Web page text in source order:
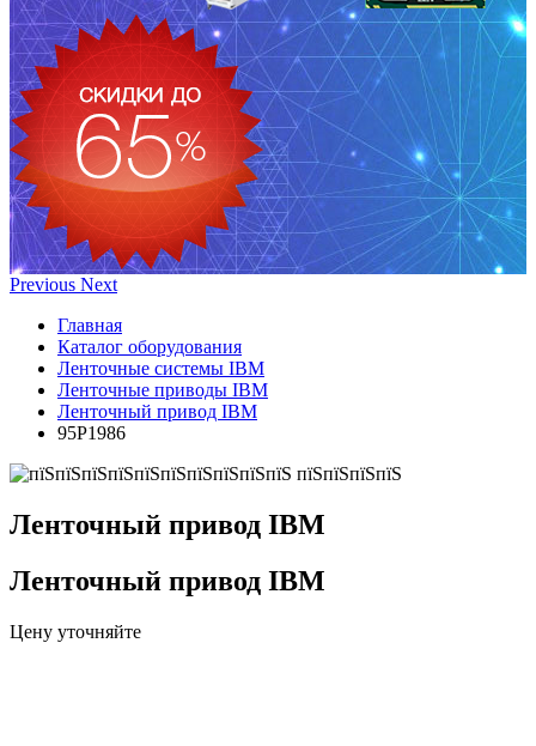
Previous Next
Главная
Каталог оборудования
Ленточные системы IBM
Ленточные приводы IBM
Ленточный привод IBM
95P1986
Ленточный привод IBM
Ленточный привод IBM
Цену уточняйте